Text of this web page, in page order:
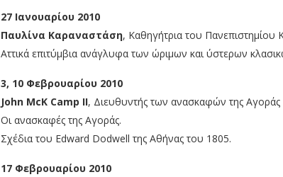
27 Ιανουαρίου 2010
Παυλίνα Καραναστάση, Καθηγήτρια του Πανεπιστημίου
Αττικά επιτύμβια ανάγλυφα των ώριμων και ύστερων
3, 10 Φεβρουαρίου 2010
John McK Camp II, Διευθυντής των ανασκαφών της Αγοράς
Οι ανασκαφές της Αγοράς.
Σχέδια του Edward Dodwell της Αθήνας του 1805.
17 Φεβρουαρίου 2010